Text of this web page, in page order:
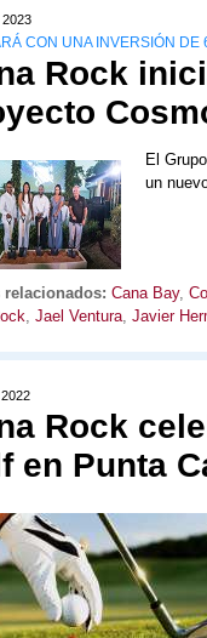
CON UNA INVERSIÓN
Rock
El
un
relacionados: Cana Bay,
, Jael Ventura, Javier
Rock
en Punta